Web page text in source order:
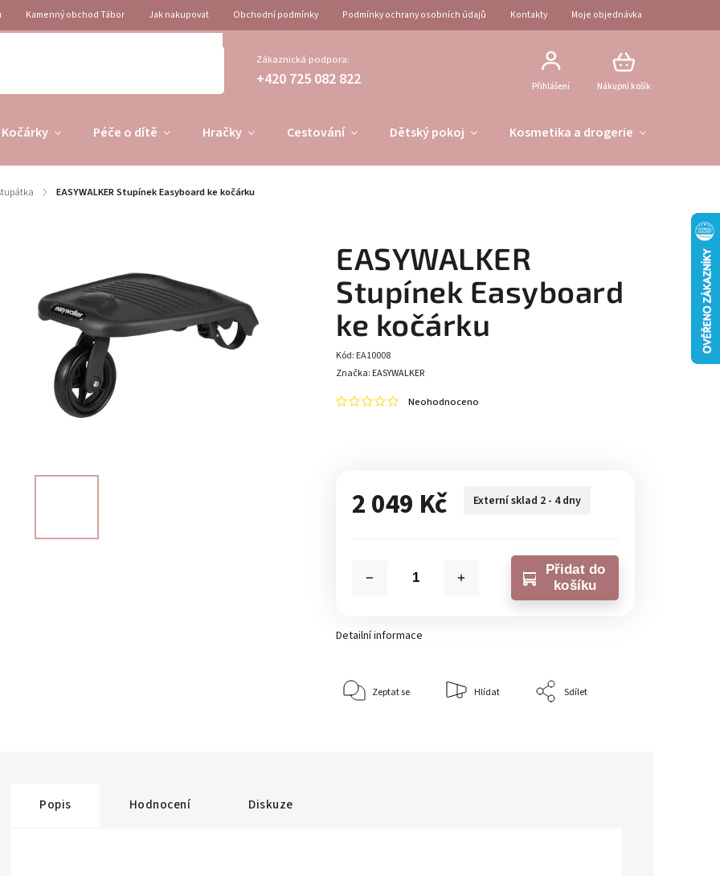
Kamenný obchod Tábor Jak nakupovat Obchodní podmínky Podmínky ochrany osobních údajů Kontakty Moje objednávka
Zákaznická podpora:
+420 725 082 822 Nákupní košík
Přihlášení
Kočárky Péče o dítě Hračky Cestování Dětský pokoj Kosmetika a drogerie
/ EASYWALKER Stupínek Easyboard ke kočárku
EASYWALKER
Stupínek Easyboard
ke kočárku
Kód: EA10008
Neohodnoceno
Značka: EASYWALKER
2 049 Kč Externí sklad 2 - 4 dny
Přidat do
košíku
Detailní informace
Zeptat se Hlídat Sdílet
Popis Hodnocení Diskuze